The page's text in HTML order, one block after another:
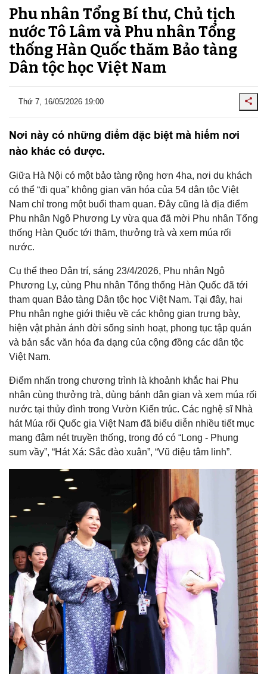
Phu nhân Tổng Bí thư, Chủ tịch
nước Tô Lâm và Phu nhân Tổng
thống Hàn Quốc thăm Bảo tàng
Dân tộc học Việt Nam
Thứ 7, 16/05/2026 19:00
Nơi này có những điểm đặc biệt mà hiếm nơi
nào khác có được.
Giữa Hà Nội có một bảo tàng rộng hơn 4ha, nơi du khách
có thể “đi qua” không gian văn hóa của 54 dân tộc Việt
Nam chỉ trong một buổi tham quan. Đây cũng là địa điểm
Phu nhân Ngô Phương Ly vừa qua đã mời Phu nhân Tổng
thống Hàn Quốc tới thăm, thưởng trà và xem múa rối
nước.
Cụ thể theo Dân trí, sáng 23/4/2026, Phu nhân Ngô
Phương Ly, cùng Phu nhân Tổng thống Hàn Quốc đã tới
tham quan Bảo tàng Dân tộc học Việt Nam. Tại đây, hai
Phu nhân nghe giới thiệu về các không gian trưng bày,
hiện vật phản ánh đời sống sinh hoạt, phong tục tập quán
và bản sắc văn hóa đa dạng của cộng đồng các dân tộc
Việt Nam.
Điểm nhấn trong chương trình là khoảnh khắc hai Phu
nhân cùng thưởng trà, dùng bánh dân gian và xem múa rối
nước tại thủy đình trong Vườn Kiến trúc. Các nghệ sĩ Nhà
hát Múa rối Quốc gia Việt Nam đã biểu diễn nhiều tiết mục
mang đậm nét truyền thống, trong đó có “Long - Phụng
sum vầy”, “Hát Xá: Sắc đào xuân”, “Vũ điệu tâm linh”.